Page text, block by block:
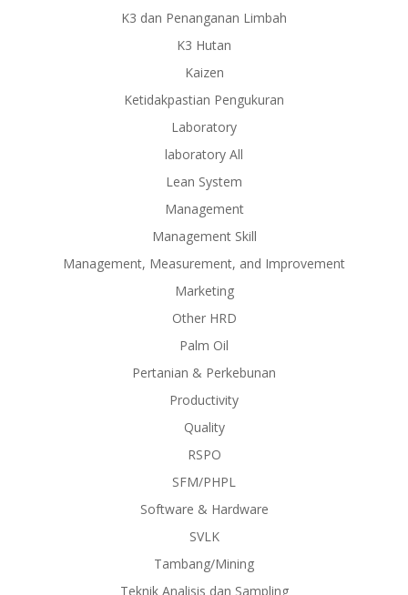
K3 dan Penanganan Limbah
K3 Hutan
Kaizen
Ketidakpastian Pengukuran
Laboratory
laboratory All
Lean System
Management
Management Skill
Management, Measurement, and Improvement
Marketing
Other HRD
Palm Oil
Pertanian & Perkebunan
Productivity
Quality
RSPO
SFM/PHPL
Software & Hardware
SVLK
Tambang/Mining
Teknik Analisis dan Sampling